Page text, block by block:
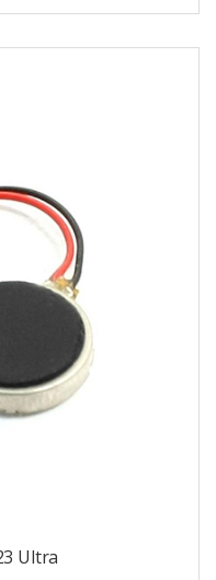
Ultra